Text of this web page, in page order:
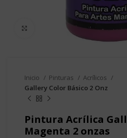
Clic para agrandar
Inicio Pinturas
Acrílicos
Gallery Color Básico 2 Onz
Pintura Acrílica
Magenta 2 onzas